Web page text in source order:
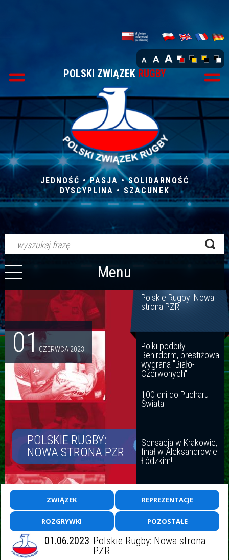
POLSKI ZWIĄZEK RUGBY
JEDNOŚĆ • PASJA • SOLIDARNOŚĆ
DYSCYPLINA • SZACUNEK
Menu
Polskie Rugby: Nowa
strona PZR
Polki podbiły
Benirdorm, prestiżowa
wygrana "Biało-
Czerwonych"
100 dni do Pucharu
Świata
Sensacja w Krakowie,
finał w Aleksandrowie
Łódzkim!
MPK7: Biało-Zielone
Mistrzem Polski!
Zaproszenie na
Festiwal w
01CZERWCA 2023
POLSKIE RUGBY:
NOWA STRONA PZR
ZWIĄZEK REPREZENTACJE
ROZGRYWKI POZOSTAŁE
01.06.2023 Polskie Rugby: Nowa strona
PZR